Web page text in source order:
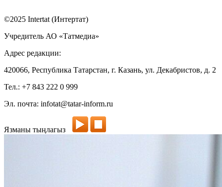
©2025 Intertat (Интертат)
Учредитель АО «Татмедиа»
Адрес редакции:
420066, Республика Татарстан, г. Казань, ул. Декабристов, д. 2
Тел.: +7 843 222 0 999
Эл. почта: infotat@tatar-inform.ru
Язманы тыңлагыз